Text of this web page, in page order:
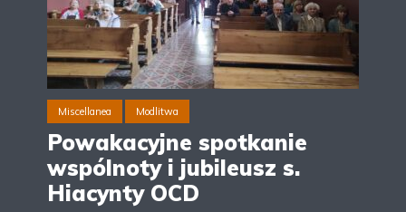
Miscellanea Modlitwa
Powakacyjne spotkanie
wspólnoty i jubileusz s.
Hiacynty OCD